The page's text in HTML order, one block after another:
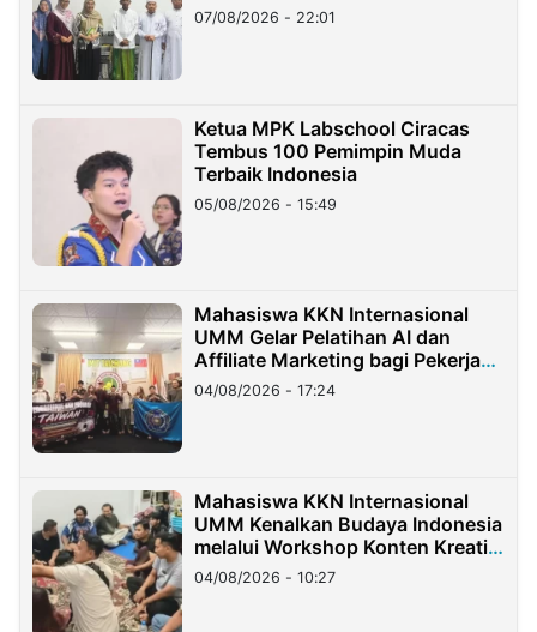
07/08/2026 - 22:01
Ketua MPK Labschool Ciracas
Tembus 100 Pemimpin Muda
Terbaik Indonesia
05/08/2026 - 15:49
Mahasiswa KKN Internasional
UMM Gelar Pelatihan AI dan
Affiliate Marketing bagi Pekerja
Migran Indonesia di Taiwan
04/08/2026 - 17:24
Mahasiswa KKN Internasional
UMM Kenalkan Budaya Indonesia
melalui Workshop Konten Kreatif
di Taiwan
04/08/2026 - 10:27